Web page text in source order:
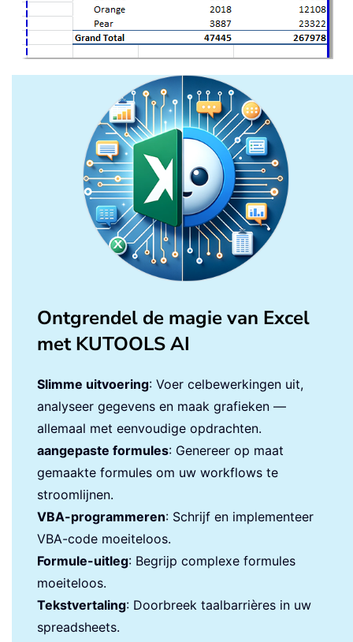
Ontgrendel de magie van Excel
met KUTOOLS AI
Slimme uitvoering: Voer celbewerkingen uit,
analyseer gegevens en maak grafieken —
allemaal met eenvoudige opdrachten.
aangepaste formules: Genereer op maat
gemaakte formules om uw workflows te
stroomlijnen.
VBA-programmeren: Schrijf en implementeer
VBA-code moeiteloos.
Formule-uitleg: Begrijp complexe formules
moeiteloos.
Tekstvertaling: Doorbreek taalbarrières in uw
spreadsheets.